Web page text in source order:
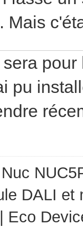
Mais
pu
DALI
Eco